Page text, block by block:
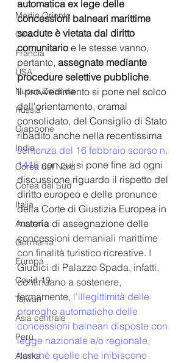
Medio Oriente
Cina
Francia
USA
Nuova Zelanda
Russia
Giappone
India
Corea del Nord
Corea del Sud
Italia
Australia
Germania
Europa
Covid-19
Taiwan
Asia centrale
Perù
Alaska
automatica ex lege delle
concessioni balneari marittime
scadute è vietata dal diritto
comunitario e le stesse vanno,
pertanto, assegnate mediante
procedure selettive pubbliche.
Il provvedimento si pone nel solco
dell'orientamento, oramai
consolidato, del Consiglio di Stato
ribadito anche nella recentissima
sentenza del 16 febbraio scorso n.
1416 con cui si pone fine ad ogni
discussione riguardo il rispetto del
diritto europeo e delle pronunce
della Corte di Giustizia Europea in
materia di assegnazione delle
concessioni demaniali marittime
con finalità turistico ricreative. I
Giudici di Palazzo Spada, infatti,
continuano a sostenere,
fermamente, l'illegittimità delle
proroghe automatiche delle
concessioni balneari disposte con
legge nazionale e/o regionale,
nonché quelle che inibiscono